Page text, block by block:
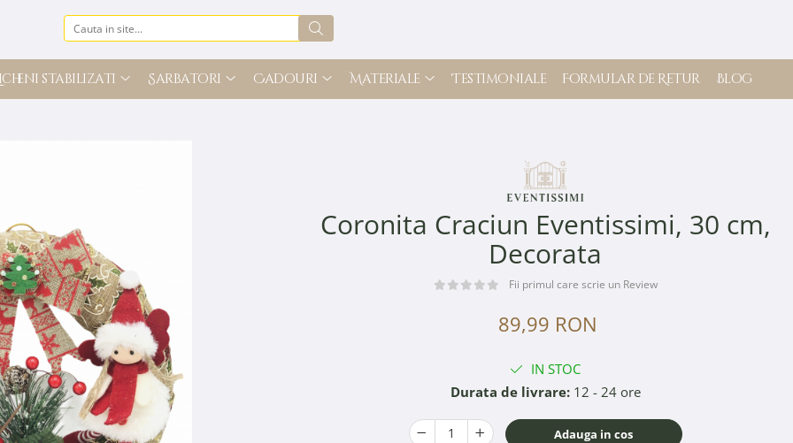
stabilizati Sarbatori Cadouri Materiale Testimoniale Formular de Retur Blog
Coronita Craciun Eventissimi, 30 cm,
Decorata
Fii primul care scrie un Review
89,99 RON
IN STOC
Durata de livrare:12 - 24 ore
Adauga in cos